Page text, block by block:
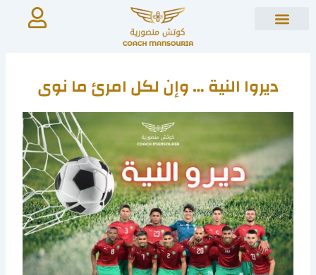
ديروا النية … وإن لكل امرئ ما نوى